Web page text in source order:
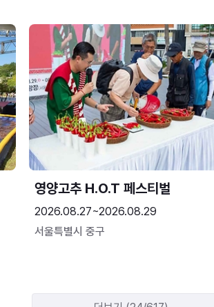
영양고추 H.O.T 페스티벌
2026.08.27~2026.08.29
서울특별시 중구